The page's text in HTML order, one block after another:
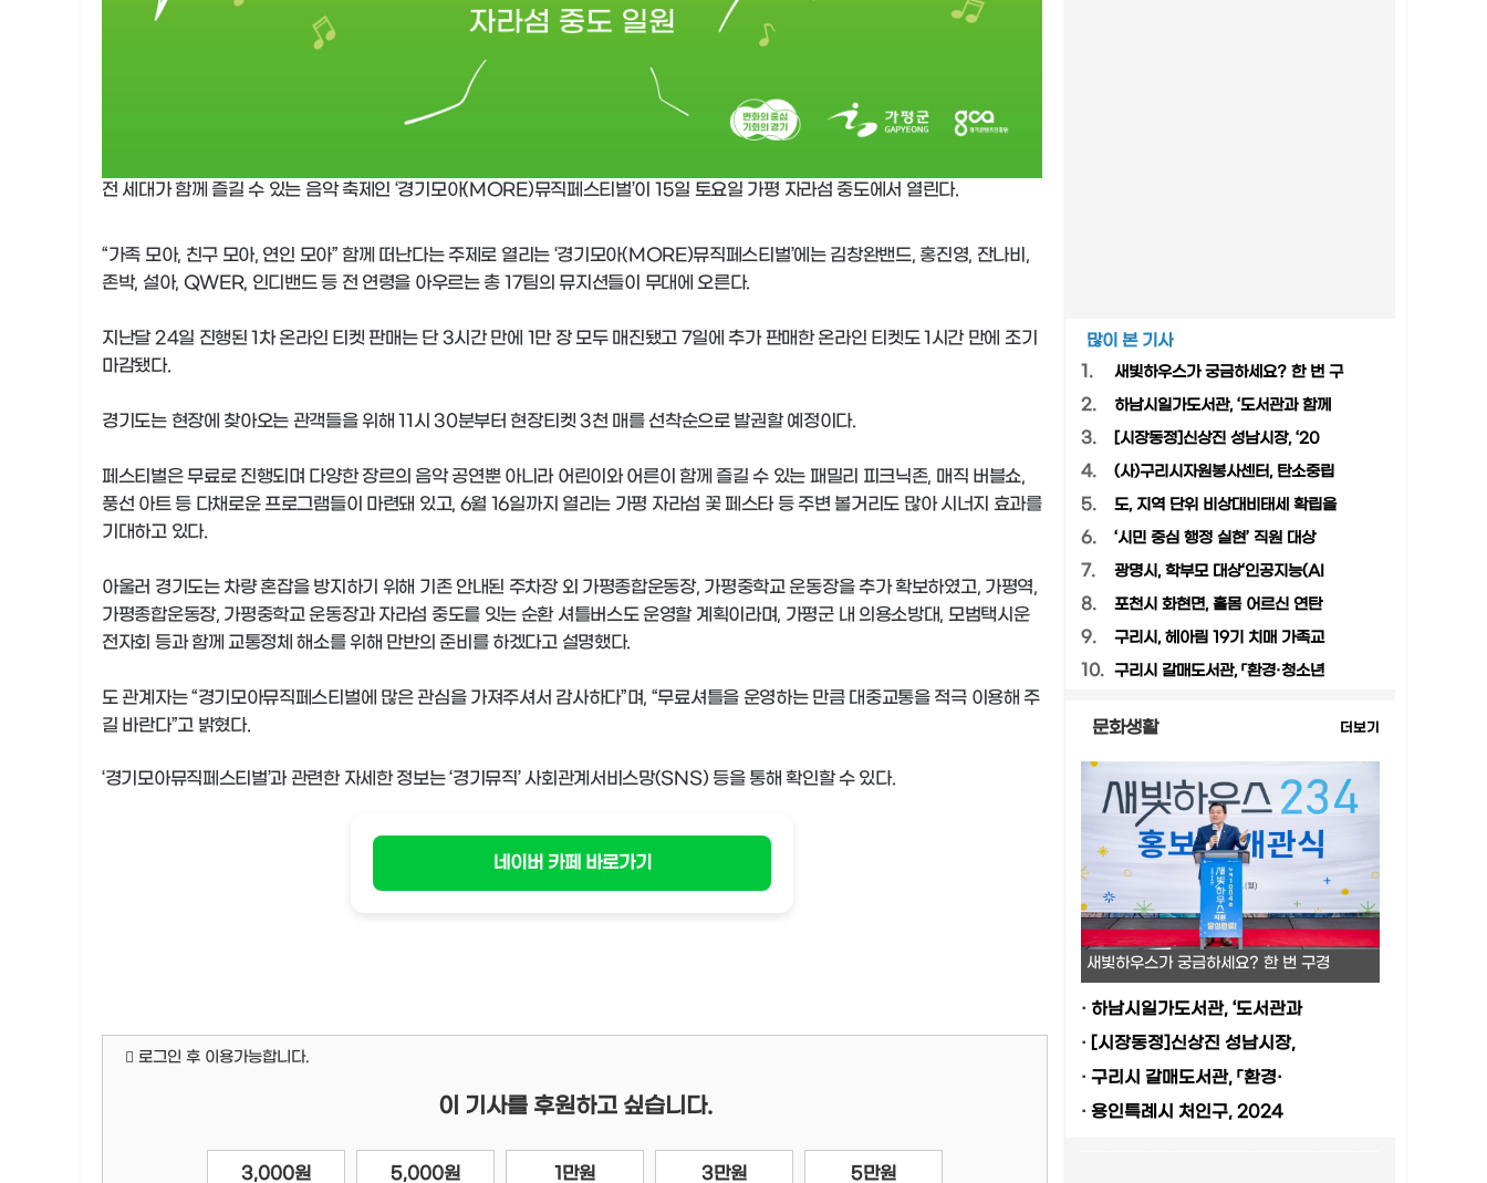
전 세대가 함께 즐길 수 있는 음악 축제인 ‘경기모아(MORE)뮤직페스티벌’이 15일 토요일 가평 자라섬 중도에서 열린다.
“가족 모아, 친구 모아, 연인 모아” 함께 떠난다는 주제로 열리는 ‘경기모아(MORE)뮤직페스티벌’에는 김창완밴드, 홍진영, 잔나비,
존박, 설아, QWER, 인디밴드 등 전 연령을 아우르는 총 17팀의 뮤지션들이 무대에 오른다.
지난달 24일 진행된 1차 온라인 티켓 판매는 단 3시간 만에 1만 장 모두 매진됐고 7일에 추가 판매한 온라인 티켓도 1시간 만에 조기
마감됐다.
경기도는 현장에 찾아오는 관객들을 위해 11시 30분부터 현장티켓 3천 매를 선착순으로 발권할 예정이다.
페스티벌은 무료로 진행되며 다양한 장르의 음악 공연뿐 아니라 어린이와 어른이 함께 즐길 수 있는 패밀리 피크닉존, 매직 버블쇼,
풍선 아트 등 다채로운 프로그램들이 마련돼 있고, 6월 16일까지 열리는 가평 자라섬 꽃 페스타 등 주변 볼거리도 많아 시너지 효과를
기대하고 있다.
아울러 경기도는 차량 혼잡을 방지하기 위해 기존 안내된 주차장 외 가평종합운동장, 가평중학교 운동장을 추가 확보하였고, 가평역,
가평종합운동장, 가평중학교 운동장과 자라섬 중도를 잇는 순환 셔틀버스도 운영할 계획이라며, 가평군 내 의용소방대, 모범택시운
전자회 등과 함께 교통정체 해소를 위해 만반의 준비를 하겠다고 설명했다.
도 관계자는 “경기모아뮤직페스티벌에 많은 관심을 가져주셔서 감사하다”며, “무료셔틀을 운영하는 만큼 대중교통을 적극 이용해 주
길 바란다”고 밝혔다.
‘경기모아뮤직페스티벌’과 관련한 자세한 정보는 ‘경기뮤직’ 사회관계서비스망(SNS) 등을 통해 확인할 수 있다.
네이버 카페 바로가기
로그인 후 이용가능합니다.
이 기사를 후원하고 싶습니다.
3,000원 5,000원 1만원 3만원 5만원
많이 본 기사
1.
새빛하우스가 궁금하세요? 한 번 구
2. 하남시일가도서관, ‘도서관과 함께
3. [시장동정]신상진 성남시장, ‘20
4. (사)구리시자원봉사센터, 탄소중립
5. 도, 지역 단위 비상대비태세 확립을
6. ‘시민 중심 행정 실현’ 직원 대상
7. 광명시, 학부모 대상‘인공지능(AI
8. 포천시 화현면, 홀몸 어르신 연탄
9. 구리시, 헤아림 19기 치매 가족교
10. 구리시 갈매도서관, 「환경·청소년
문화생활 더보기
새빛하우스가 궁금하세요? 한 번 구경
· 하남시일가도서관, ‘도서관과
· [시장동정]신상진 성남시장,
· 구리시 갈매도서관, 「환경·
· 용인특례시 처인구, 2024